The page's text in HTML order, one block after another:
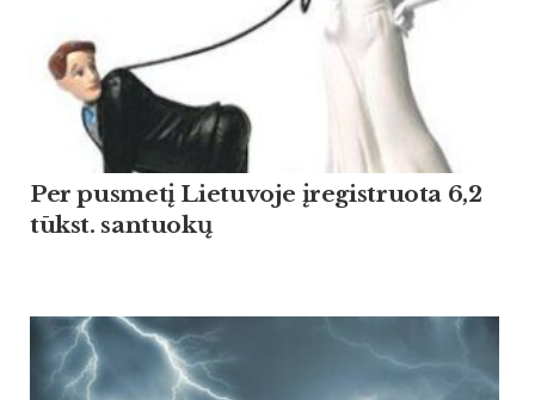
Per pusmetį Lietuvoje įregistruota 6,2
tūkst. santuokų